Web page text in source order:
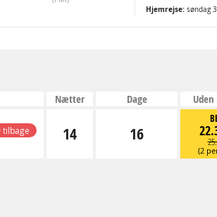
Hjemrejse: søndag
Nætter Dage
tilbage 14 16
(2